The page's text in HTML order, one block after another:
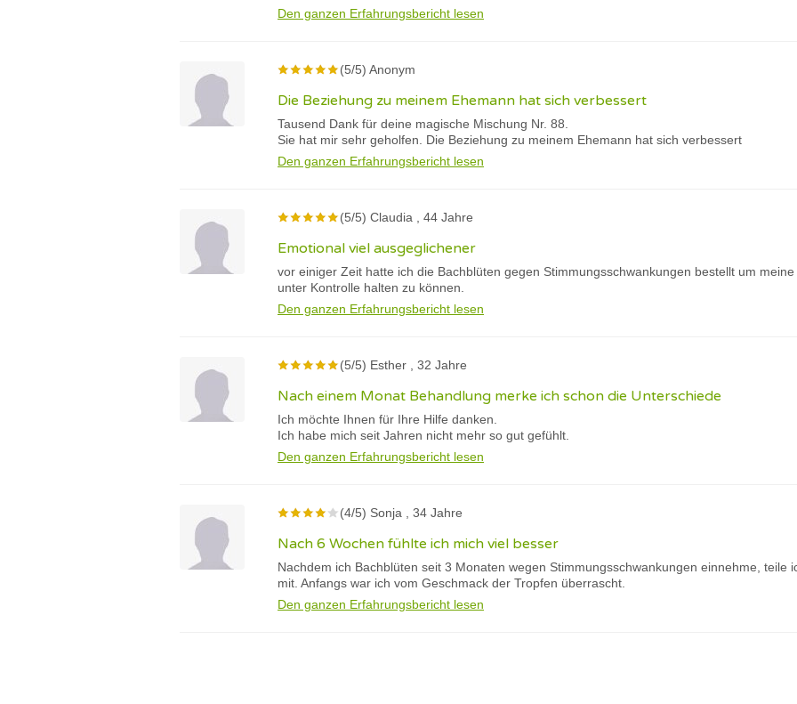
Den ganzen Erfahrungsbericht lesen
(5/5) Anonym
Die Beziehung zu meinem Ehemann hat sich verbessert
Tausend Dank für deine magische Mischung Nr. 88.
Sie hat mir sehr geholfen. Die Beziehung zu meinem Ehemann hat sich verbessert
Den ganzen Erfahrungsbericht lesen
(5/5) Claudia , 44 Jahre
Emotional viel ausgeglichener
vor einiger Zeit hatte ich die Bachblüten gegen Stimmungsschwankungen bestellt um
unter Kontrolle halten zu können.
Den ganzen Erfahrungsbericht lesen
(5/5) Esther , 32 Jahre
Nach einem Monat Behandlung merke ich schon die Unterschiede
Ich möchte Ihnen für Ihre Hilfe danken.
Ich habe mich seit Jahren nicht mehr so gut gefühlt.
Den ganzen Erfahrungsbericht lesen
(4/5) Sonja , 34 Jahre
Nach 6 Wochen fühlte ich mich viel besser
Nachdem ich Bachblüten seit 3 Monaten wegen Stimmungsschwankungen einnehme, teile
mit. Anfangs war ich vom Geschmack der Tropfen überrascht.
Den ganzen Erfahrungsbericht lesen